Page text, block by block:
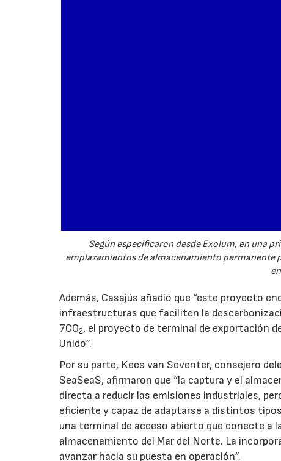
Según especificaron desde Exolum, en una
emplazamientos de almacenamiento
Además, Casajús añadió que “este proyecto
infraestructuras que faciliten la
7CO2, el proyecto de terminal de exportación
Unido”.
Por su parte, Kees van Seventer, consejero
SeaSeaS, afirmaron que “la captura y el
directa a reducir las emisiones industriales,
eficiente y capaz de adaptarse a distintos
una terminal de acceso abierto que conecte a
almacenamiento del Mar del Norte. La
avanzar hacia su puesta en operación”.